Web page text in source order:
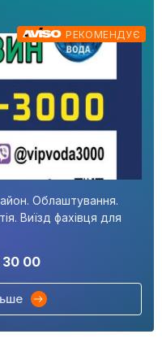
Облаштування.
Виїзд фахівця для
30 00
РЕКОМЕНДУЄ